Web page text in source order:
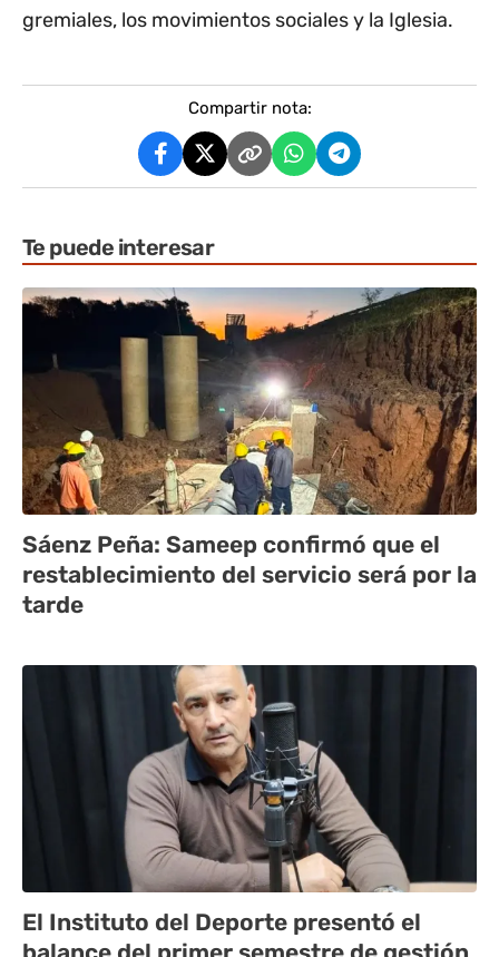
gremiales, los movimientos sociales y la Iglesia.
Compartir nota:
Te puede interesar
Sáenz Peña: Sameep confirmó que el
restablecimiento del servicio será por la
tarde
El Instituto del Deporte presentó el